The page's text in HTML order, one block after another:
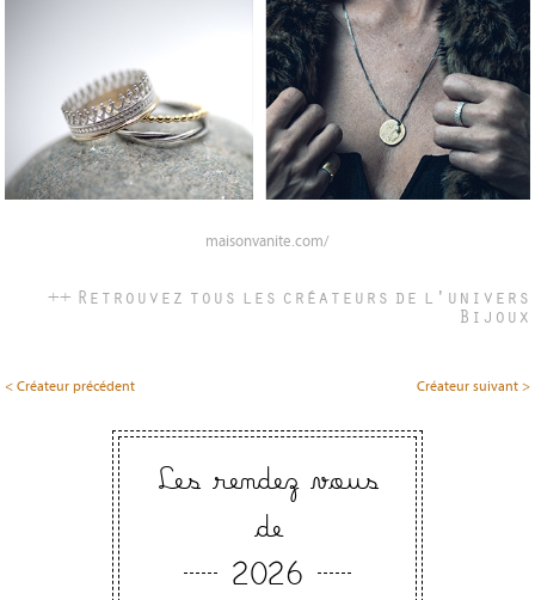
maisonvanite.com/
++ Retrouvez tous les créateurs de l'univers
Bijoux
< Créateur précédent Créateur suivant >
Les rendez vous
de
2026